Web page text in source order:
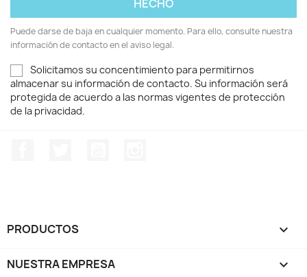
Puede darse de baja en cualquier momento. Para ello, consulte nuestra
información de contacto en el aviso legal.
Solicitamos su concentimiento para permitirnos
almacenar su información de contacto. Su información será
protegida de acuerdo a las normas vigentes de protección
de la privacidad.
PRODUCTOS 
NUESTRA EMPRESA 